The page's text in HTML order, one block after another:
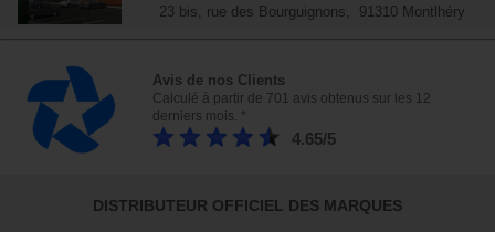
23 bis, rue des Bourguignons, 91310 Montlhéry
Avis de nos Clients
Calculé à partir de 701 avis obtenus sur les 12
derniers mois. *
4.65/5
DISTRIBUTEUR OFFICIEL DES MARQUES